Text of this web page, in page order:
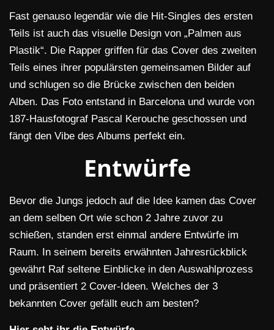
Fast genauso legendär wie die Hit-Singles des ersten
Teils ist auch das visuelle Design von „Palmen aus
Plastik“. Die Rapper griffen für das Cover des zweiten
Teils eines ihrer populärsten gemeinsamen Bilder auf
und schlugen so die Brücke zwischen den beiden
Alben. Das Foto entstand in Barcelona und wurde von
187-Hausfotograf Pascal Kerouche geschossen und
fängt den Vibe des Albums perfekt ein.
Entwürfe
Bevor die Jungs jedoch auf die Idee kamen das Cover
an dem selben Ort wie schon 2 Jahre zuvor zu
schießen, standen erst einmal andere Entwürfe im
Raum. In seinem bereits erwähnten Jahresrückblick
gewährt Raf seltene Einblicke in den Auswahlprozess
und präsentiert 2 Cover-Ideen. Welches der 3
bekannten Cover gefällt euch am besten?